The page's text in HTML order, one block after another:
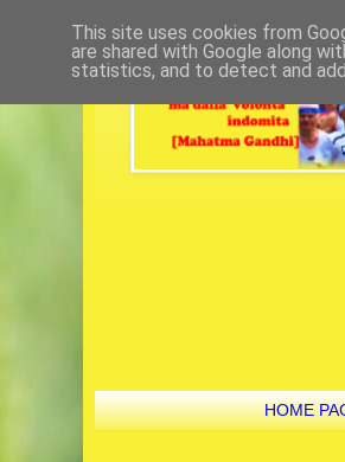
HOME
This site uses cookies from
are shared with Google along
statistics, and to detect and